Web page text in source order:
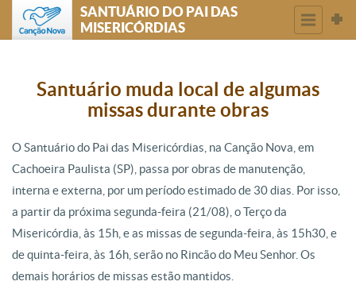
SANTUÁRIO DO PAI DAS
MISERICÓRDIAS
Santuário muda local de algumas
missas durante obras
O Santuário do Pai das Misericórdias, na Canção Nova, em
Cachoeira Paulista (SP), passa por obras de manutenção,
interna e externa, por um período estimado de 30 dias. Por isso,
a partir da próxima segunda-feira (21/08), o Terço da
Misericórdia, às 15h, e as missas de segunda-feira, às 15h30, e
de quinta-feira, às 16h, serão no Rincão do Meu Senhor. Os
demais horários de missas estão mantidos.